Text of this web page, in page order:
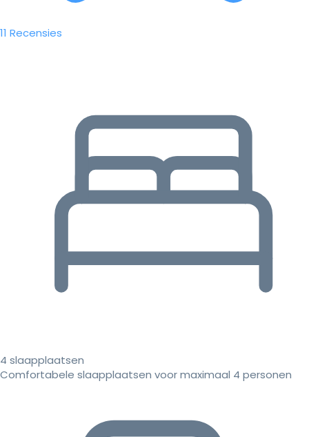
11 Recensies
4 slaapplaatsen
Comfortabele slaapplaatsen voor maximaal 4 personen